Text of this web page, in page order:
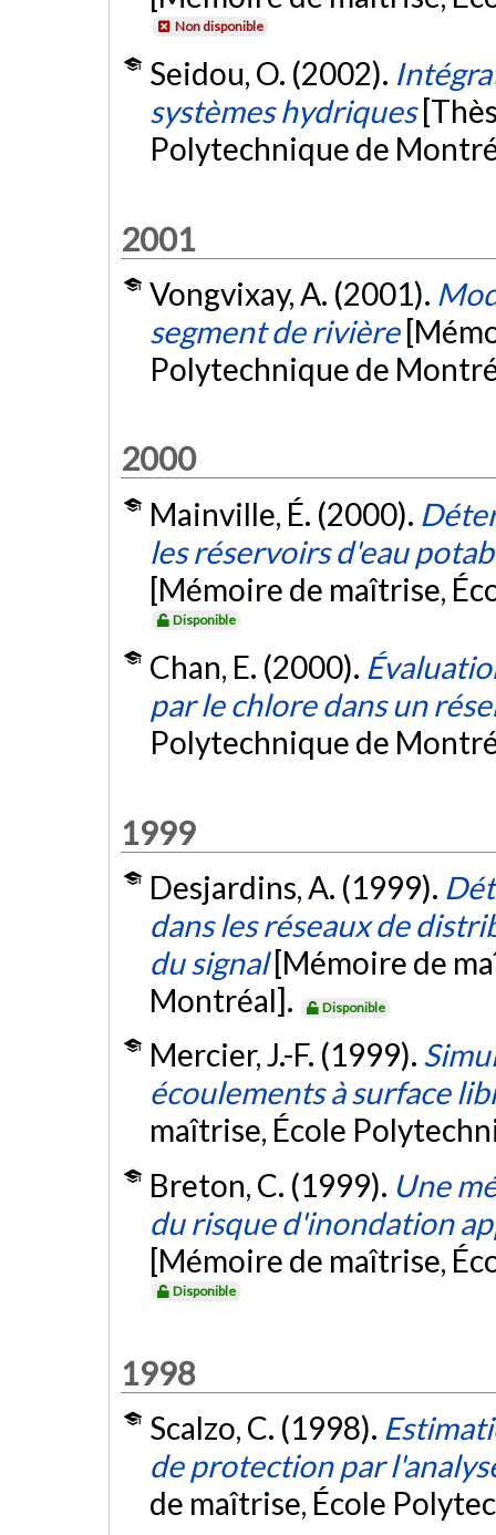
Non disponible
Seidou, O. (2002).
systèmes hydriques
Polytechnique de
2001
Vongvixay, A. (2001).
segment de rivière
Polytechnique de
2000
Mainville, É. (2000).
les réservoirs d'eau
[Mémoire de maîtrise,
Disponible
Chan, E. (2000).
par le chlore dans un
Polytechnique de
1999
Desjardins, A. (1999).
dans les réseaux de
du signal [Mémoire de
Montréal].
Disponible
Mercier, J.-F. (1999).
écoulements à surface
maîtrise, École
Breton, C. (1999). Une
du risque d'inondation
[Mémoire de maîtrise,
Disponible
1998
Scalzo, C. (1998).
de protection par
de maîtrise, École